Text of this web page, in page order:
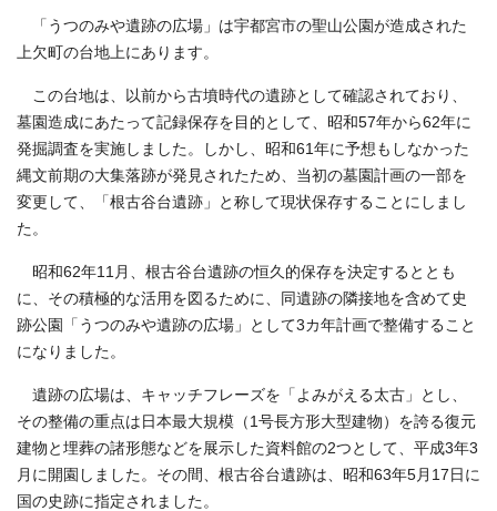
「うつのみや遺跡の広場」は宇都宮市の聖山公園が造成された
上欠町の台地上にあります。
この台地は、以前から古墳時代の遺跡として確認されており、
墓園造成にあたって記録保存を目的として、昭和57年から62年に
発掘調査を実施しました。しかし、昭和61年に予想もしなかった
縄文前期の大集落跡が発見されたため、当初の墓園計画の一部を
変更して、「根古谷台遺跡」と称して現状保存することにしまし
た。
昭和62年11月、根古谷台遺跡の恒久的保存を決定するととも
に、その積極的な活用を図るために、同遺跡の隣接地を含めて史
跡公園「うつのみや遺跡の広場」として3カ年計画で整備すること
になりました。
遺跡の広場は、キャッチフレーズを「よみがえる太古」とし、
その整備の重点は日本最大規模（1号長方形大型建物）を誇る復元
建物と埋葬の諸形態などを展示した資料館の2つとして、平成3年3
月に開園しました。その間、根古谷台遺跡は、昭和63年5月17日に
国の史跡に指定されました。